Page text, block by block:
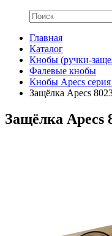
Главная
Каталог
Кнобы (ручки-
Фалевые кнобы
Кнобы Apecs
Защёлка Apecs
Защёлка Apecs